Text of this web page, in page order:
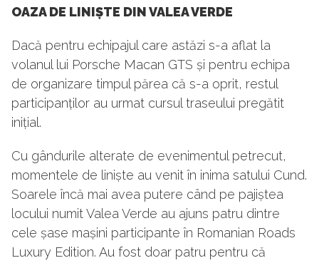
OAZA DE LINIȘTE DIN VALEA VERDE
Dacă pentru echipajul care astăzi s-a aflat la
volanul lui Porsche Macan GTS și pentru echipa
de organizare timpul părea că s-a oprit, restul
participanților au urmat cursul traseului pregătit
inițial.
Cu gândurile alterate de evenimentul petrecut,
momentele de liniște au venit în inima satului Cund.
Soarele încă mai avea putere când pe pajiștea
locului numit Valea Verde au ajuns patru dintre
cele șase mașini participante în Romanian Roads
Luxury Edition. Au fost doar patru pentru că